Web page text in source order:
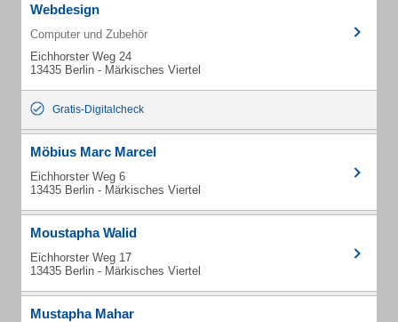
Webdesign
Computer und Zubehör
Eichhorster Weg 24
13435 Berlin - Märkisches Viertel
Gratis-Digitalcheck
Möbius Marc Marcel
Eichhorster Weg 6
13435 Berlin - Märkisches Viertel
Moustapha Walid
Eichhorster Weg 17
13435 Berlin - Märkisches Viertel
Mustapha Mahar